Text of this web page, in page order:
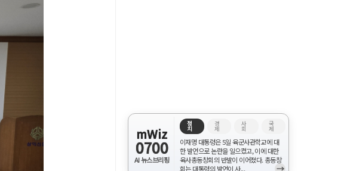
mWiz
0700
AI 뉴스브리핑
정
치
경
제
사
회
국
제
이재명 대통령은 5일 육군사관학교에 대
한 발언으로 논란을 일으켰고, 이에 대한
육사총동창회의 반발이 이어졌다. 총동창
회는 대통령의 발언이 사...
→